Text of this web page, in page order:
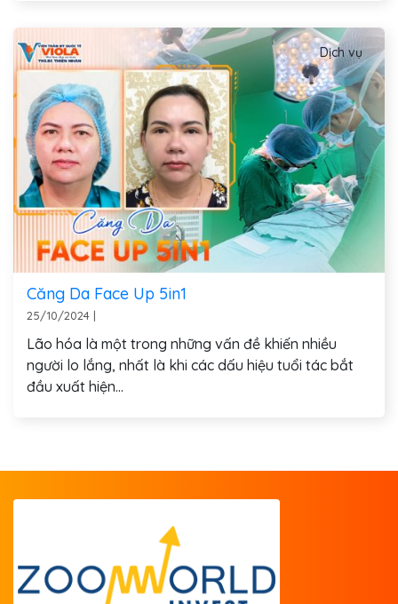
Dịch vụ
Căng Da Face Up 5in1
25/10/2024 |
Lão hóa là một trong những vấn đề khiến nhiều
người lo lắng, nhất là khi các dấu hiệu tuổi tác bắt
đầu xuất hiện...